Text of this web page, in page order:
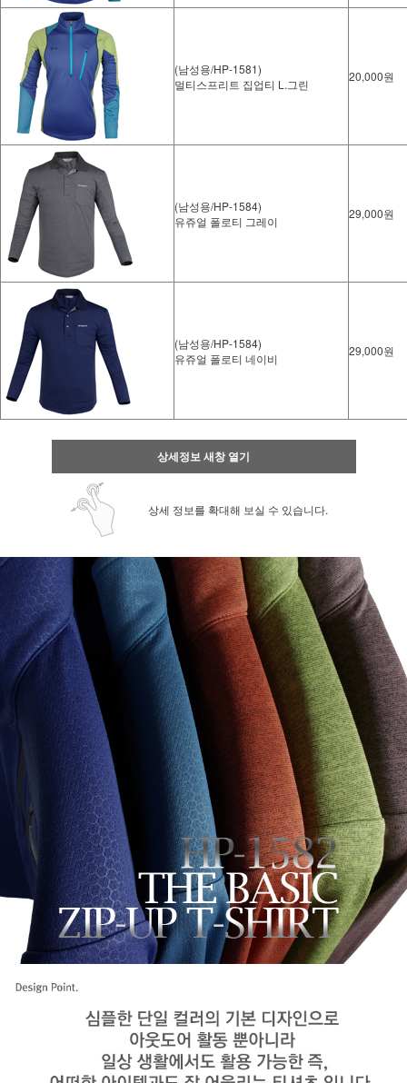
(남성용/HP-1581)
멀티스프리트 집업티 L.그린
20,000원
(남성용/HP-1584)
유쥬얼 폴로티 그레이
29,000원
(남성용/HP-1584)
유쥬얼 폴로티 네이비
29,000원
상세정보 새창 열기
상세 정보를 확대해 보실 수 있습니다.